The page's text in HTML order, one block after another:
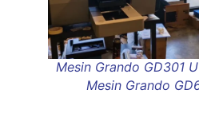
Mesin Grando GD301
Mesin Grando